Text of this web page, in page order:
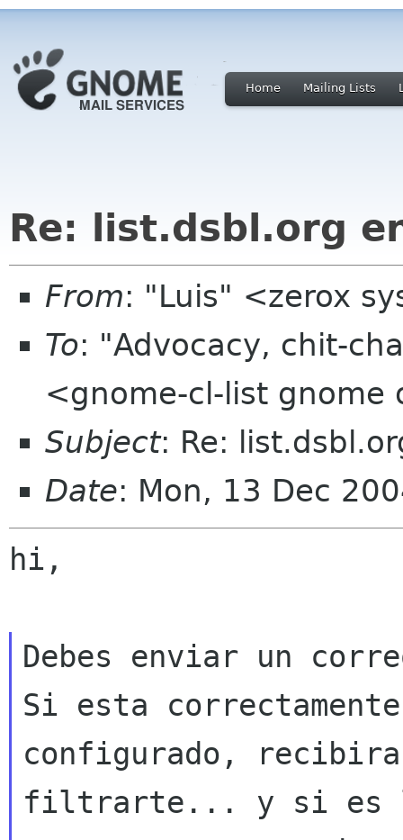
Home Mailing Lists
Re: list.dsbl.org
From: "Luis" <zerox
To: "Advocacy, chit-
<gnome-cl-list gnome
Subject: Re:
Date: Mon, 13 Dec
hi,
Debes enviar un
Si esta correctamente
configurado,
filtrarte... y si es